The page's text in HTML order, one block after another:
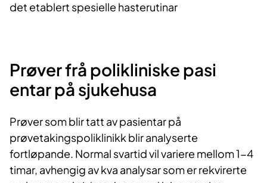
det etablert spesielle hasterutinar
Prøver frå polikliniske pasi​​​
entar på sjukehusa
Prøver som blir tatt av pasientar på
prøvetakingspoliklinikk blir analyserte
fortløpande. Normal svartid vil variere mellom 1-4
timar, avhengig av kva analysar som er rekvirerte